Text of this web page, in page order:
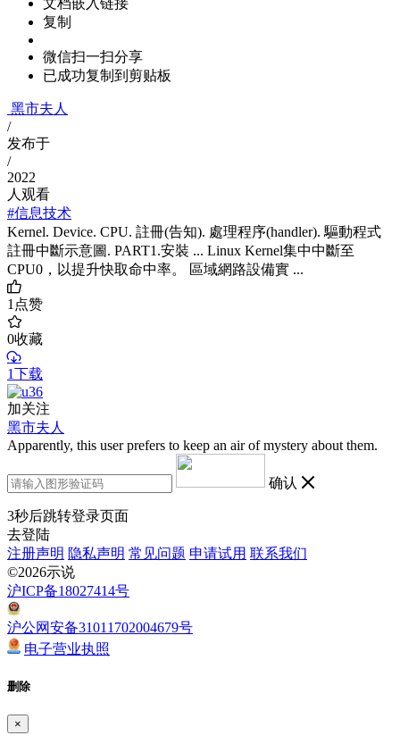
文档嵌入链接
复制
微信扫一扫分享
已成功复制到剪贴板
黑市夫人
/
发布于
/
2022
人观看
#信息技术
Kernel. Device. CPU. 註冊(告知). 處理程序(handler). 驅動程式
註冊中斷示意圖. PART1.安裝 ... Linux Kernel集中中斷至
CPU0，以提升快取命中率。 區域網路設備實 ...
1点赞
0收藏
1下载
加关注
黑市夫人
Apparently, this user prefers to keep an air of mystery about them.
确认
3秒后跳转登录页面
去登陆
注册声明 隐私声明 常见问题 申请试用 联系我们
©2026示说
沪ICP备18027414号
沪公网安备31011702004679号
电子营业执照
删除
×